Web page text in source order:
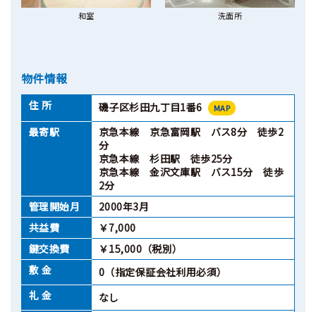
和室 洗面所
物件情報
住 所 磯子区杉田九丁目1番6 MAP
最寄駅
京急本線 京急富岡駅 バス8分 徒歩2
分
京急本線 杉田駅 徒歩25分
京急本線 金沢文庫駅 バス15分 徒歩
2分
管理開始月
2000年3月
共益費
￥7,000
鍵交換費
￥15,000（税別）
敷 金
0（指定保証会社利用必須）
礼 金
なし